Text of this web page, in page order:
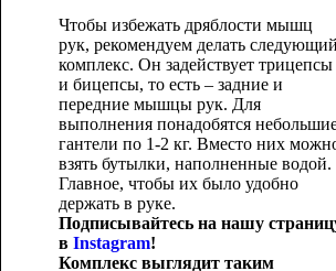
Чтобы избежать дряблости мышц
рук, рекомендуем делать следующий
комплекс. Он задействует трицепсы
и бицепсы, то есть – задние и
передние мышцы рук. Для
выполнения понадобятся
гантели по 1-2 кг. Вместо них
взять бутылки, наполненные водой.
Главное, чтобы их было удобно
держать в руке.
Подписывайтесь на нашу
в Instagram!
Комплекс выглядит таким